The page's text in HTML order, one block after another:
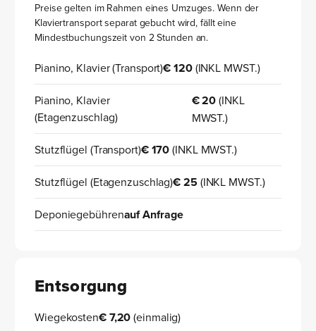
Preise gelten im Rahmen eines Umzuges. Wenn der
Klaviertransport separat gebucht wird, fällt eine
Mindestbuchungszeit von 2 Stunden an.
Pianino, Klavier (Transport)€ 120(INKL MWST.)
Pianino, Klavier
(Etagenzuschlag)
€ 20(INKL
MWST.)
Stutzflügel (Transport)€ 170(INKL MWST.)
Stutzflügel (Etagenzuschlag)€ 25(INKL MWST.)
Deponiegebührenauf Anfrage
Entsorgung
Wiegekosten€ 7,20(einmalig)